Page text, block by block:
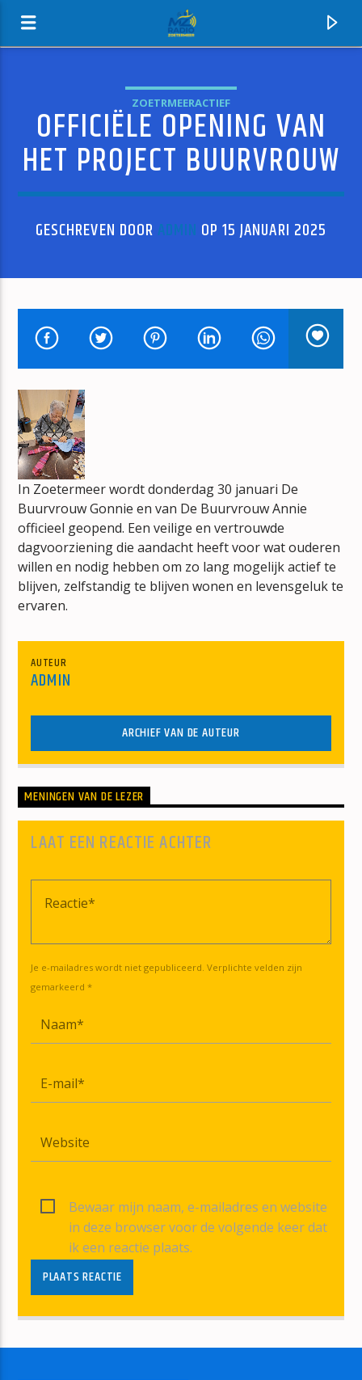
MZ-RADIO
HUIDIG NUMMER
THE MIDDLE OF THE ROAD SHOW
HANS DE KNEGT
mz-radio
ZOETRMEERACTIEF
OFFICIËLE OPENING VAN
HET PROJECT BUURVROUW
GESCHREVEN DOOR ADMIN OP 15 JANUARI 2025
In Zoetermeer wordt donderdag 30 januari De
Buurvrouw Gonnie en van De Buurvrouw Annie
officieel geopend. Een veilige en vertrouwde
dagvoorziening die aandacht heeft voor wat ouderen
willen en nodig hebben om zo lang mogelijk actief te
blijven, zelfstandig te blijven wonen en levensgeluk te
ervaren.
AUTEUR
ADMIN
ARCHIEF VAN DE AUTEUR
MENINGEN VAN DE LEZER
LAAT EEN REACTIE ACHTER
Je e-mailadres wordt niet gepubliceerd. Verplichte velden zijn
gemarkeerd *
Bewaar mijn naam, e-mailadres en website
in deze browser voor de volgende keer dat
ik een reactie plaats.